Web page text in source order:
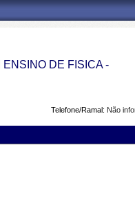
DE FISICA -
Telefone/Ramal: Não